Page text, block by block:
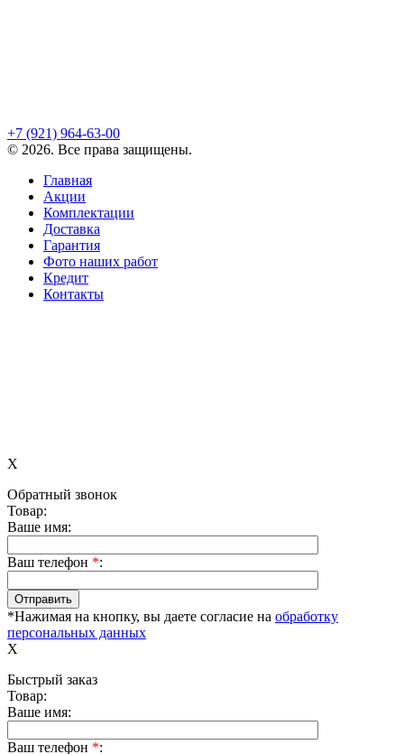
+7 (921) 964-63-00
© 2026. Все права защищены.
Главная
Акции
Комплектации
Доставка
Гарантия
Фото наших работ
Кредит
Контакты
X
Обратный звонок
Товар:
Ваше имя:
Ваш телефон *:
*Нажимая на кнопку, вы даете согласие на обработку
персональных данных
X
Быстрый заказ
Товар:
Ваше имя:
Ваш телефон *: